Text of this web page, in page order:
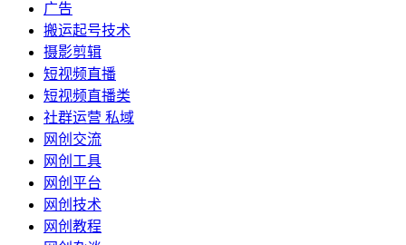
广告
搬运起号技术
摄影剪辑
短视频直播
短视频直播类
社群运营 私域
网创交流
网创工具
网创平台
网创技术
网创教程